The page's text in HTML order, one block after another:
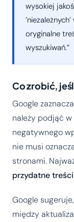
wysokiej
oryginalne
wyszukiwań.”
Co zrobić,
Google
należy podjąć
negatywnego
nie musi
stronami.
przydatne
Google
między